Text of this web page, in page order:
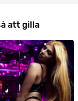
att gilla